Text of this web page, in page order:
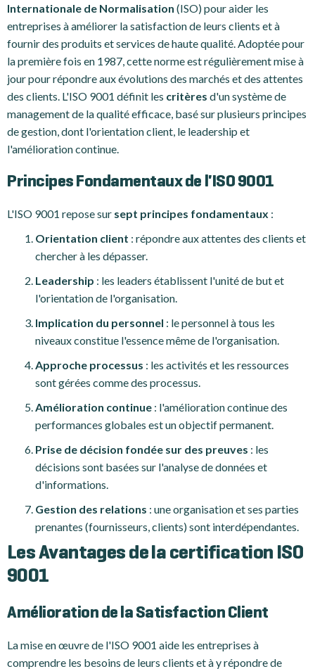
Internationale de Normalisation (ISO) pour aider les
entreprises à améliorer la satisfaction de leurs clients et à
fournir des produits et services de haute qualité. Adoptée pour
la première fois en 1987, cette norme est régulièrement mise à
jour pour répondre aux évolutions des marchés et des attentes
des clients. L'ISO 9001 définit les critères d'un système de
management de la qualité efficace, basé sur plusieurs principes
de gestion, dont l'orientation client, le leadership et
l'amélioration continue.
Principes Fondamentaux de l'ISO 9001
L'ISO 9001 repose sur sept principes fondamentaux :
Orientation client : répondre aux attentes des clients et
chercher à les dépasser.
Leadership : les leaders établissent l'unité de but et
l'orientation de l'organisation.
Implication du personnel : le personnel à tous les
niveaux constitue l'essence même de l'organisation.
Approche processus : les activités et les ressources
sont gérées comme des processus.
Amélioration continue : l'amélioration continue des
performances globales est un objectif permanent.
Prise de décision fondée sur des preuves : les
décisions sont basées sur l'analyse de données et
d'informations.
Gestion des relations : une organisation et ses parties
prenantes (fournisseurs, clients) sont interdépendantes.
Les Avantages de la certification ISO
9001
Amélioration de la Satisfaction Client
La mise en œuvre de l'ISO 9001 aide les entreprises à
comprendre les besoins de leurs clients et à y répondre de